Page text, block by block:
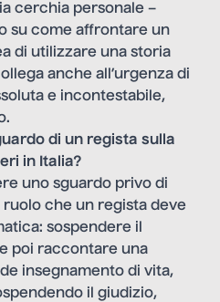
cerchia personale –
su come affrontare un
di utilizzare una storia
anche all’urgenza di
e incontestabile,
di un regista sulla
in Italia?
uno sguardo privo di
che un regista deve
sospendere il
poi raccontare una
insegnamento di vita,
il giudizio,